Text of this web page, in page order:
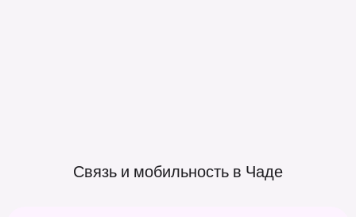
Связь и мобильность в Чаде